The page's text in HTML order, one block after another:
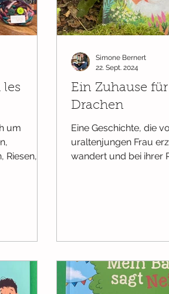
Ab 6 Monaten Ab 9
Selbstbewusstsein Ab 3
les
um
Riesen,
Ein Zuhause
Drachen
Eine Geschichte, die
uraltenjungen Frau
wandert und bei ihrer
Simone Bernert
22. Sept. 2024